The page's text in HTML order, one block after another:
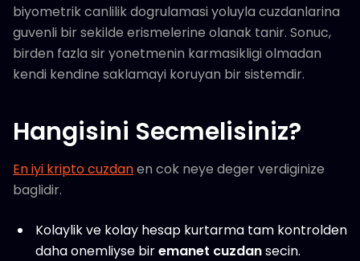
biyometrik canlilik dogrulamasi yoluyla cuzdanlarina
guvenli bir sekilde erismelerine olanak tanir. Sonuc,
birden fazla sir yonetmenin karmasikligi olmadan
kendi kendine saklamayi koruyan bir sistemdir.
Hangisini Secmelisiniz?
En iyi kripto cuzdanen cok neye deger verdiginize
baglidir.
Kolaylik ve kolay hesap kurtarma tam kontrolden
daha onemliyse biremanet cuzdansecin.